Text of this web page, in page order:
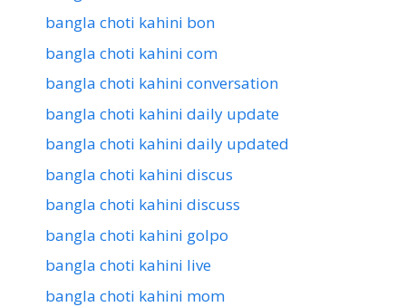
bangla choti kahini bon
bangla choti kahini com
bangla choti kahini conversation
bangla choti kahini daily update
bangla choti kahini daily updated
bangla choti kahini discus
bangla choti kahini discuss
bangla choti kahini golpo
bangla choti kahini live
bangla choti kahini mom